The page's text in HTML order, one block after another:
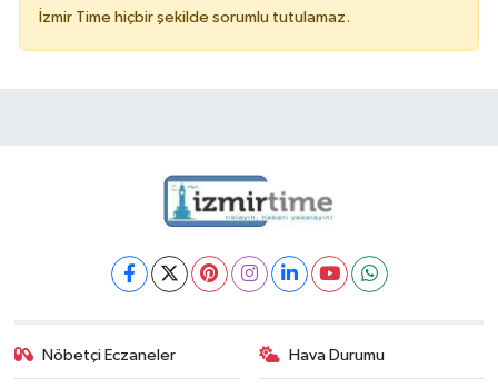
İzmir Time hiçbir şekilde sorumlu tutulamaz.
Nöbetçi Eczaneler Hava Durumu